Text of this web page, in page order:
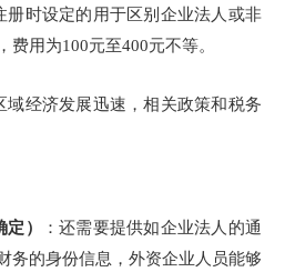
时设定的用于区别企业法人或非
用为100元至400元不等。
经济发展迅速，相关政策和税务
）
：还需要提供如企业法人的通
务的身份信息，外资企业人员能够